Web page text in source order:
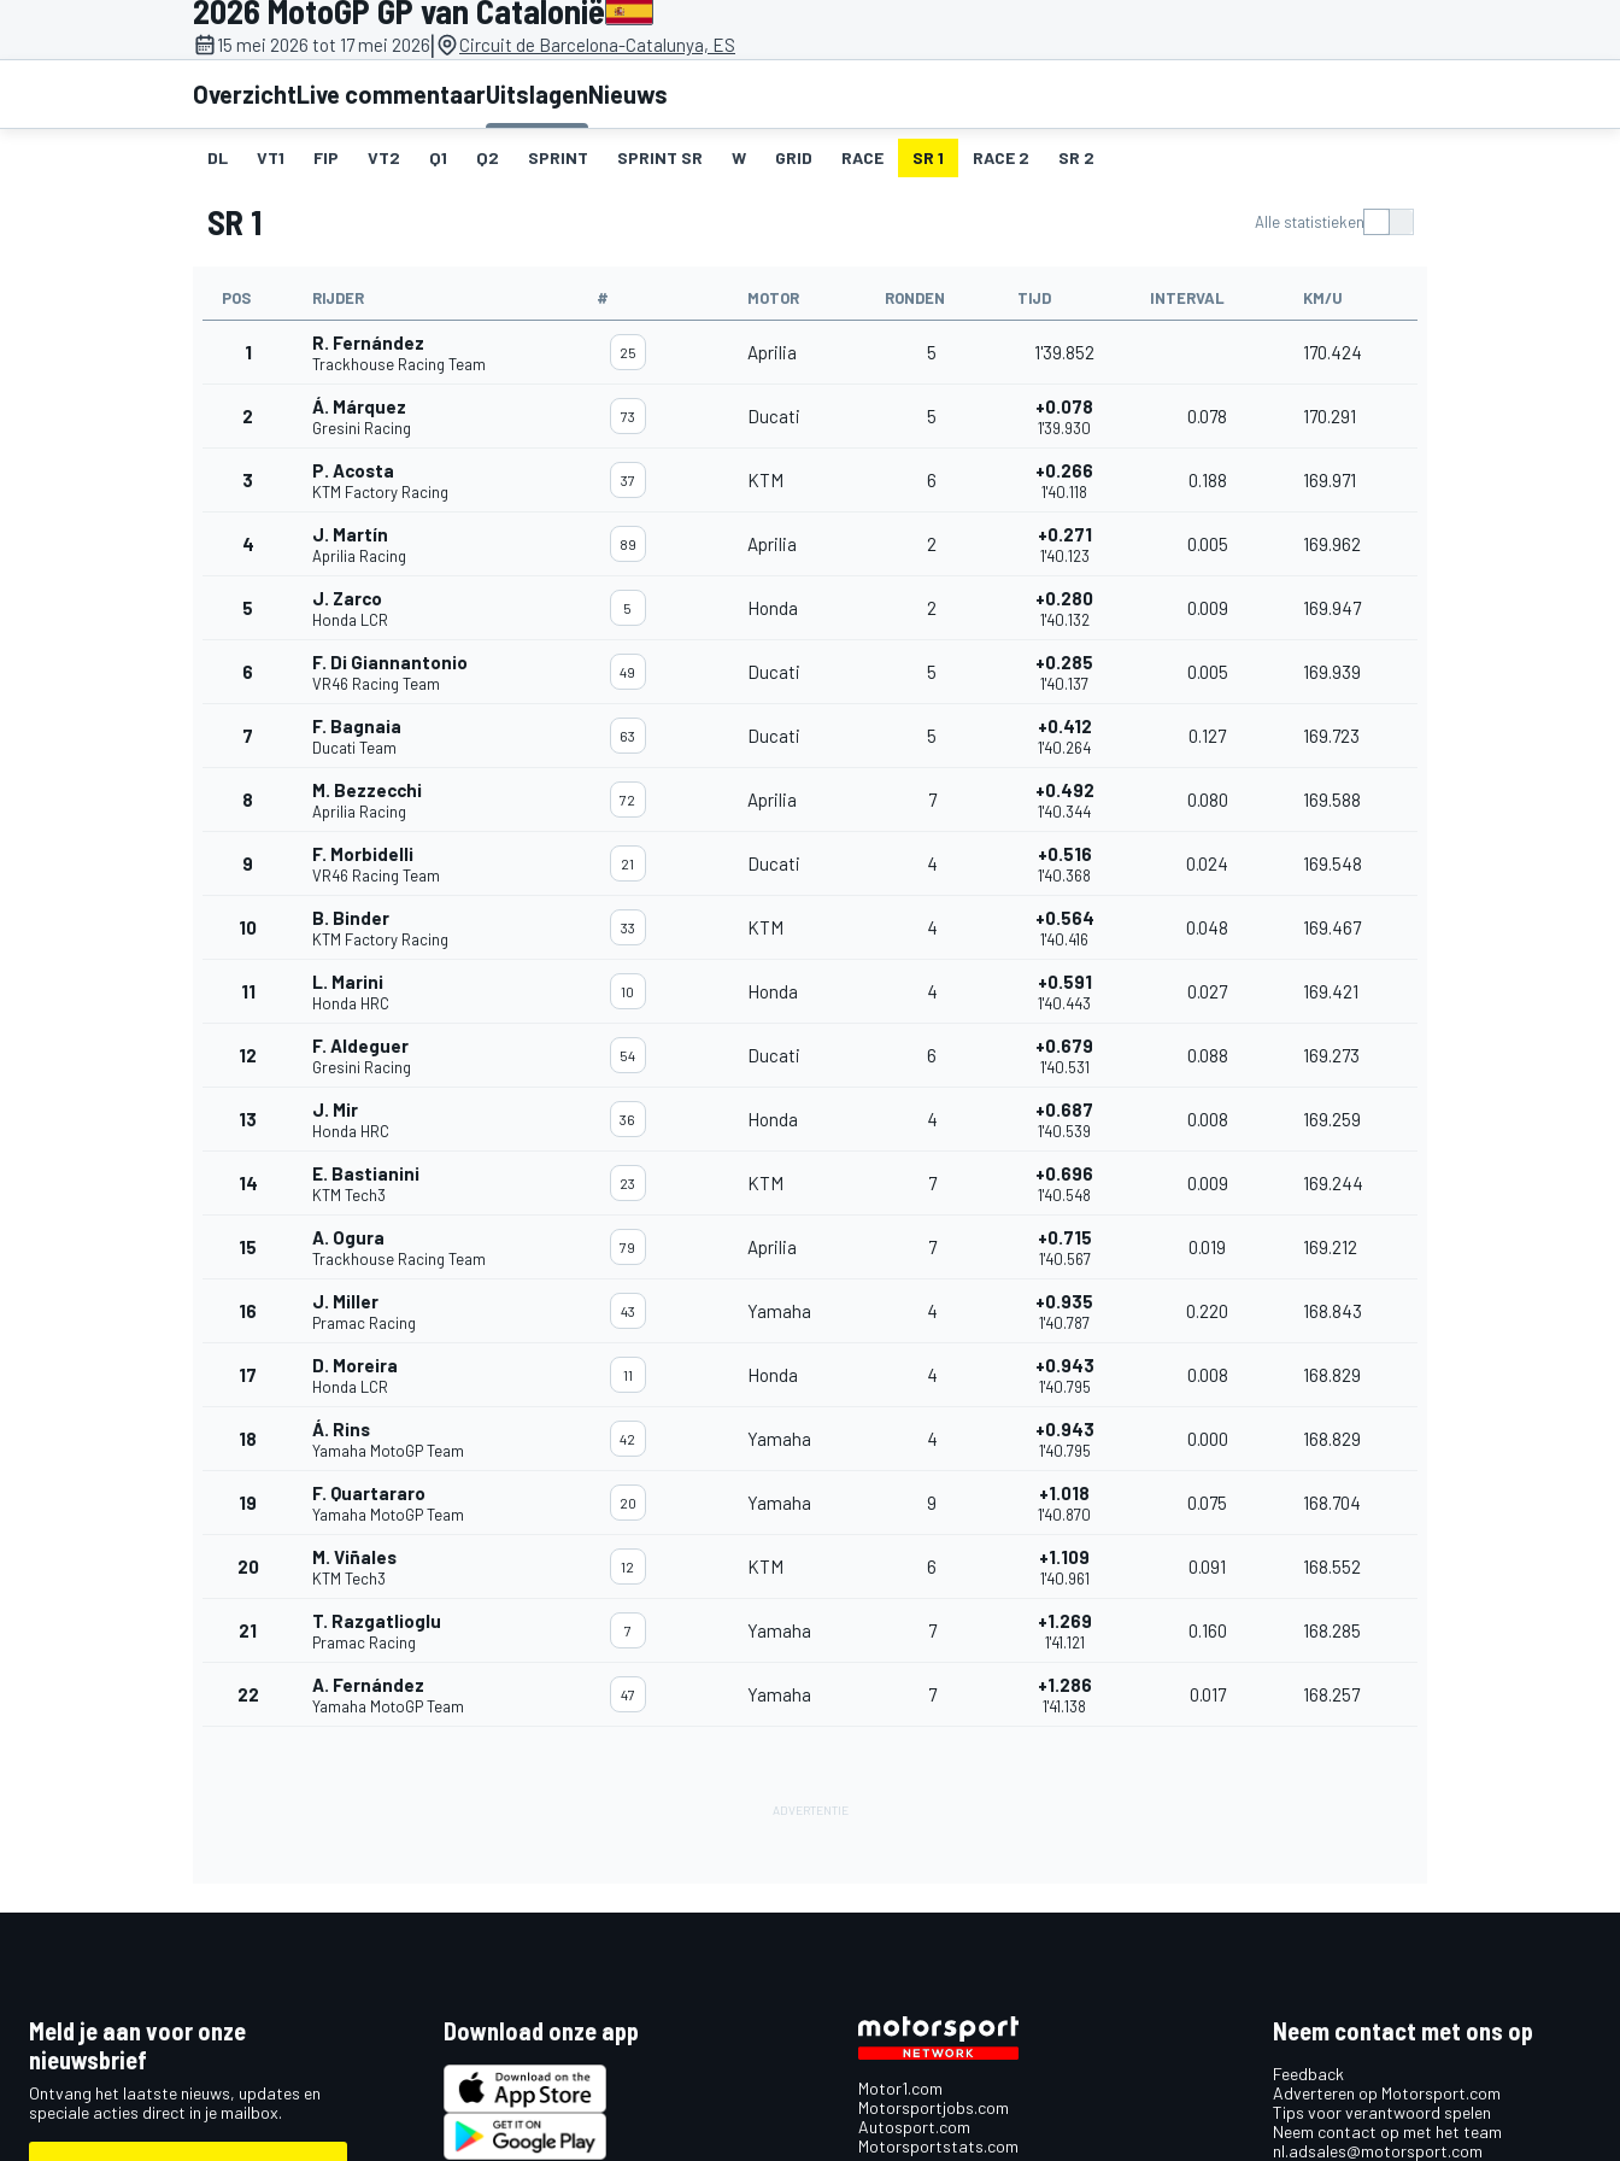
2026 MotoGP GP van Catalonië
15 mei 2026 tot 17 mei 2026| Circuit de Barcelona-Catalunya, ES
OverzichtLive commentaarUitslagenNieuws
DL VT1 FIP VT2 Q1 Q2 SPRINT SPRINT SR W GRID RACE SR 1 RACE 2 SR 2
SR 1 Alle statistieken
POS RIJDER # MOTOR RONDEN TIJD INTERVAL KM/U
1 R. Fernández
Trackhouse Racing Team
25 Aprilia 5 1'39.852 170.424
2 Á. Márquez
Gresini Racing
73 Ducati 5 +0.078
1'39.930
0.078 170.291
3 P. Acosta
KTM Factory Racing
37 KTM 6 +0.266
1'40.118
0.188 169.971
4 J. Martín
Aprilia Racing
89 Aprilia 2 +0.271
1'40.123
0.005 169.962
5 J. Zarco
Honda LCR
5 Honda 2 +0.280
1'40.132
0.009 169.947
6 F. Di Giannantonio
VR46 Racing Team
49 Ducati 5 +0.285
1'40.137
0.005 169.939
7 F. Bagnaia
Ducati Team
63 Ducati 5 +0.412
1'40.264
0.127 169.723
8 M. Bezzecchi
Aprilia Racing
72 Aprilia 7 +0.492
1'40.344
0.080 169.588
9 F. Morbidelli
VR46 Racing Team
21 Ducati 4 +0.516
1'40.368
0.024 169.548
10 B. Binder
KTM Factory Racing
33 KTM 4 +0.564
1'40.416
0.048 169.467
11 L. Marini
Honda HRC
10 Honda 4 +0.591
1'40.443
0.027 169.421
12 F. Aldeguer
Gresini Racing
54 Ducati 6 +0.679
1'40.531
0.088 169.273
13 J. Mir
Honda HRC
36 Honda 4 +0.687
1'40.539
0.008 169.259
14 E. Bastianini
KTM Tech3
23 KTM 7 +0.696
1'40.548
0.009 169.244
15 A. Ogura
Trackhouse Racing Team
79 Aprilia 7 +0.715
1'40.567
0.019 169.212
16 J. Miller
Pramac Racing
43 Yamaha 4 +0.935
1'40.787
0.220 168.843
17 D. Moreira
Honda LCR
11 Honda 4 +0.943
1'40.795
0.008 168.829
18 Á. Rins
Yamaha MotoGP Team
42 Yamaha 4 +0.943
1'40.795
0.000 168.829
19 F. Quartararo
Yamaha MotoGP Team
20 Yamaha 9 +1.018
1'40.870
0.075 168.704
20 M. Viñales
KTM Tech3
12 KTM 6 +1.109
1'40.961
0.091 168.552
21 T. Razgatlioglu
Pramac Racing
7 Yamaha 7 +1.269
1'41.121
0.160 168.285
22 A. Fernández
Yamaha MotoGP Team
47 Yamaha 7 +1.286
1'41.138
0.017 168.257
Meld je aan voor onze
nieuwsbrief
Ontvang het laatste nieuws, updates en
speciale acties direct in je mailbox.
Download onze app
Motor1.com
Motorsportjobs.com
Autosport.com
Motorsportstats.com
Neem contact met ons op
Feedback
Adverteren op Motorsport.com
Tips voor verantwoord spelen
Neem contact op met het team
nl.adsales@motorsport.com